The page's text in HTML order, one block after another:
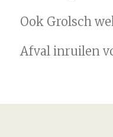
Ook Grolsch
Afval inruilen